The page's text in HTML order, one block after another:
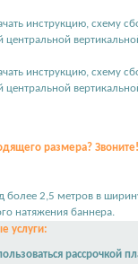
инструкцию, схему
центральной
инструкцию, схему
центральной
размера?
более 2,5 метров в
натяжения баннера.
услуги:
рассрочкой